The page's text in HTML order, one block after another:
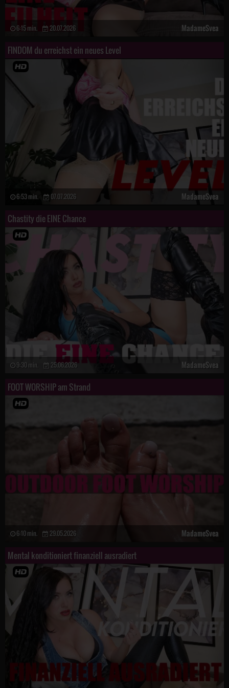
6:15 min. 20.07.2026 MadameSvea
FINDOM du erreichst ein neues Level
6:53 min. 07.07.2026 MadameSvea
Chastity die EINE Chance
9:30 min. 25.06.2026 MadameSvea
FOOT WORSHIP am Strand
6:10 min. 29.05.2026 MadameSvea
Mental konditioniert finanziell ausradiert